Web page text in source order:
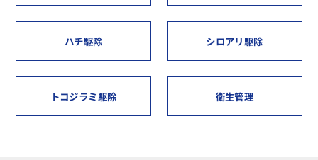
ハチ駆除 シロアリ駆除
トコジラミ駆除 衛生管理